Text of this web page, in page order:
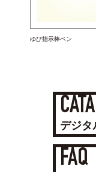
ゆび指示棒ペン
デジタ
FAQ